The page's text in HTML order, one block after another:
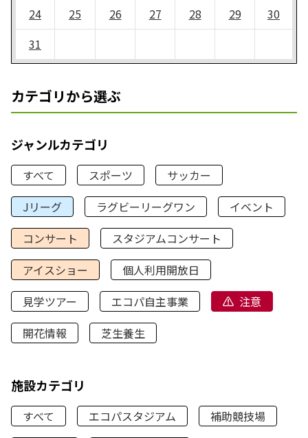
24
25 26 27 28 29
30
31
カテゴリから選ぶ
ジャンルカテゴリ
すべて スポーツ
サッカー
Jリーグ
ラグビーリーグワン
イベント
コンサート
スタジアムコンサート
アイスショー
個人利用開放日
見学ツアー
エコパ自主事業
注意
開花情報
芝生養生
施設カテゴリ
すべて エコパスタジアム
補助競技場